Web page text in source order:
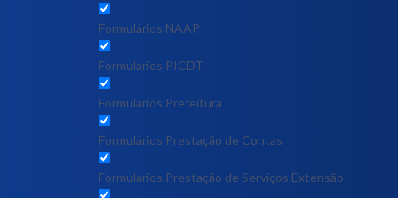
Formulários NAAP
Formulários PICDT
Formulários Prefeitura
Formulários Prestação de Contas
Formulários Prestação de Serviços Extensão